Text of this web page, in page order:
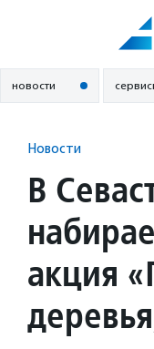
новости
Новости
В
акция